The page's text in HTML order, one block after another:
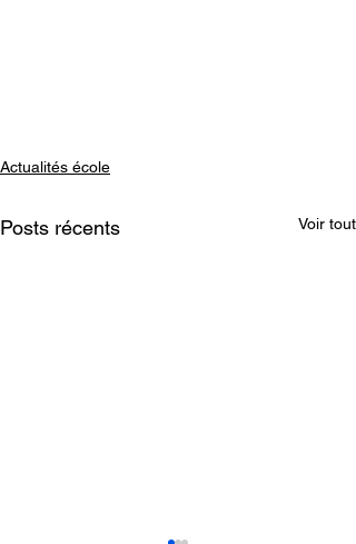
Actualités école
Posts récents Voir tout